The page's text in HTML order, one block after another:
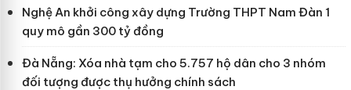
Nghệ An khởi công xây dựng Trường THPT Nam Đàn 1
quy mô gần 300 tỷ đồng
Đà Nẵng: Xóa nhà tạm cho 5.757 hộ dân cho 3 nhóm
đối tượng được thụ hưởng chính sách